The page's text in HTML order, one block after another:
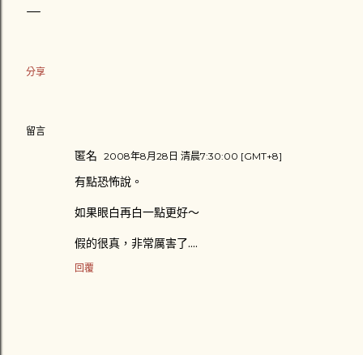
分享
留言
匿名 2008年8月28日 清晨7:30:00 [GMT+8]
有點恐怖說。
如果眼白再白一點更好～
假的很真，非常厲害了....
回覆